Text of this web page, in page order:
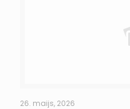
26. maijs, 2026